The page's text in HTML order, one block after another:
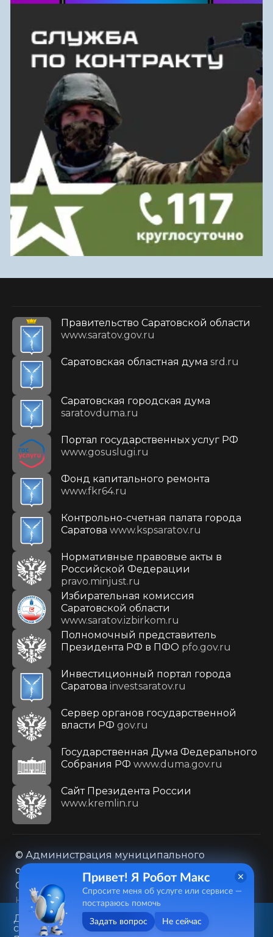
Правительство Саратовской области
www.saratov.gov.ru
Саратовская областная дума srd.ru
Саратовская городская дума
saratovduma.ru
Портал государственных услуг РФ
www.gosuslugi.ru
Фонд капитального ремонта
www.fkr64.ru
Контрольно-счетная палата города
Саратова www.kspsaratov.ru
Нормативные правовые акты в
Российской Федерации
pravo.minjust.ru
Избирательная комиссия
Саратовской области
www.saratov.izbirkom.ru
Полномочный представитель
Президента РФ в ПФО pfo.gov.ru
Инвестиционный портал города
Саратова investsaratov.ru
Сервер органов государственной
власти РФ gov.ru
Государственная Дума Федерального
Собрания РФ www.duma.gov.ru
Cайт Президента России
www.kremlin.ru
© Администрация муниципального
образования городского округа «Город
Саратов»
Контакты
Карта сайта
Политика в отношении обработки
персональных данных
Данный веб-сайт использует
cookie-файлы в целях
Привет! Я Робот Макс
Спросите меня об услуге или сервисе —
постараюсь помочь
Задать вопрос Не сейчас